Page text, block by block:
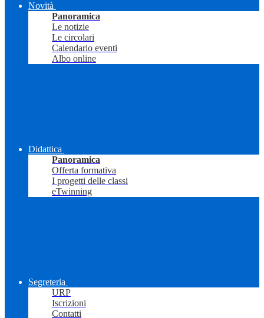
Novità
Panoramica
Le notizie
Le circolari
Calendario eventi
Albo online
Didattica
Panoramica
Offerta formativa
I progetti delle classi
eTwinning
Segreteria
URP
Iscrizioni
Contatti